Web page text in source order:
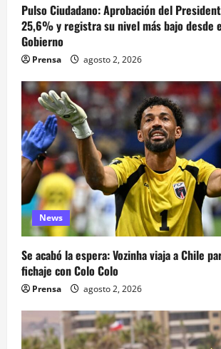
Pulso Ciudadano: Aprobación del
25,6% y registra su nivel más bajo desde
Gobierno
Prensa agosto 2, 2026
News
Se acabó la espera: Vozinha viaja a Chile
fichaje con Colo Colo
Prensa agosto 2, 2026